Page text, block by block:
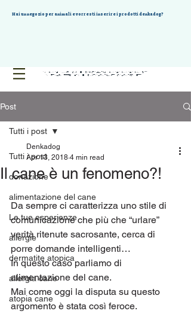
Hai un negozio per animali e vorresti inserire i prodotti denkadog?
Post
Tutti i post
donazione
alimentazione del cane
Le tue esperienze
allergie
dermatite atopica
allergia cane
atopia cane
Tutti i post
Il cane è un fenomeno?!
Denkadog
Apr 13, 2018 4 min read
Da sempre ci caratterizza uno stile di
comunicazione che più che “urlare”
verità ritenute sacrosante, cerca di
porre domande intelligenti…
In questo caso parliamo di
alimentazione del cane.
Mai come oggi la disputa su questo
argomento è stata così feroce.